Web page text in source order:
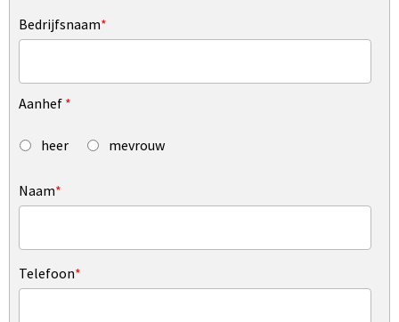
Bedrijfsnaam*
Aanhef *
heer mevrouw
Naam*
Telefoon*